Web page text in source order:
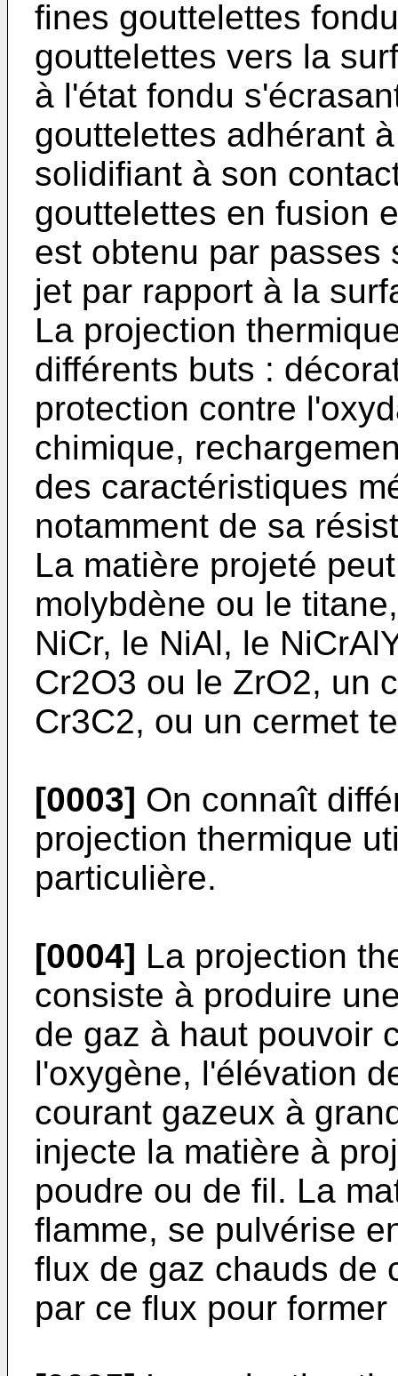
fines gouttelettes
gouttelettes vers la
à l'état fondu
gouttelettes adhérant
solidifiant à son
gouttelettes en fusion
est obtenu par passes
jet par rapport à la
La projection
différents buts :
protection contre
chimique,
des caractéristiques
notamment de sa
La matière projeté
molybdène ou le
NiCr, le NiAl, le
Cr2O3 ou le ZrO2, un
Cr3C2, ou un cermet
[0003] On connaît
projection thermique
particulière.
[0004] La projection
consiste à produire
de gaz à haut pouvoir
l'oxygène, l'élévation
courant gazeux à
injecte la matière à
poudre ou de fil. La
flamme, se pulvérise
flux de gaz chauds de
par ce flux pour former